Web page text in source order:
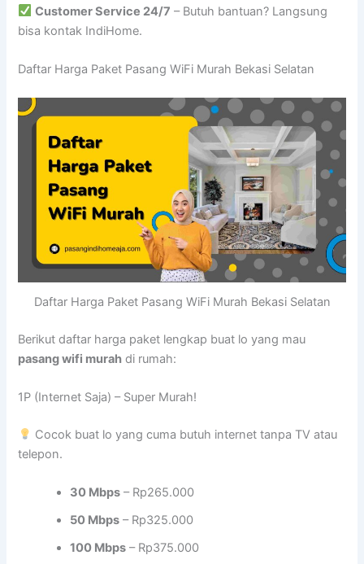
Customer Service 24/7 – Butuh bantuan? Langsung
bisa kontak IndiHome.
Daftar Harga Paket Pasang WiFi Murah Bekasi Selatan
Daftar Harga Paket Pasang WiFi Murah Bekasi Selatan
Berikut daftar harga paket lengkap buat lo yang mau
pasang wifi murah di rumah:
1P (Internet Saja) – Super Murah!
Cocok buat lo yang cuma butuh internet tanpa TV atau
telepon.
30 Mbps – Rp265.000
50 Mbps – Rp325.000
100 Mbps – Rp375.000